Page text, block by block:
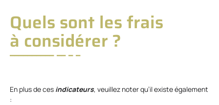
Quels sont les frais
à considérer ?
En plus de ces indicateurs, veuillez noter qu’il existe également
: